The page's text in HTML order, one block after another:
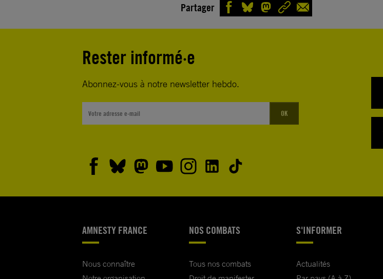
Partager
Rester informé·e
Abonnez-vous à notre newsletter hebdo.
OK
AMNESTY FRANCE
Nous connaître
NOS COMBATS
Tous nos combats
S'INFORMER
Actualités